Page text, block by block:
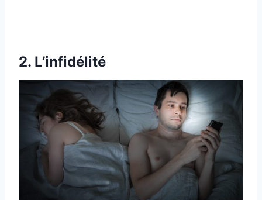
2. L’infidélité